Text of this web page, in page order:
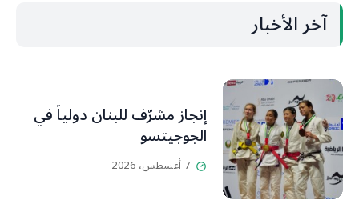
آخر الأخبار
إنجاز مشرّف للبنان دولياً في
الجوجيتسو
7 أغسطس، 2026